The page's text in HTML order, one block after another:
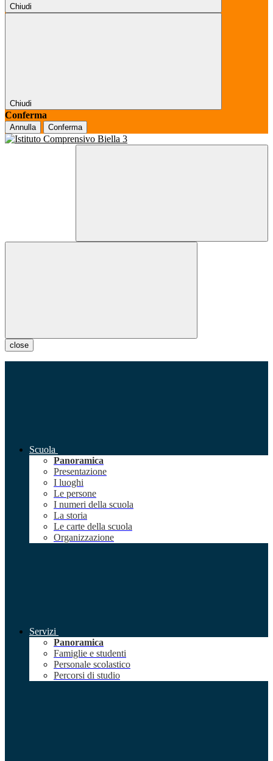
Chiudi
Chiudi
Conferma
Annulla Conferma
close
Scuola
Panoramica
Presentazione
I luoghi
Le persone
I numeri della scuola
La storia
Le carte della scuola
Organizzazione
Servizi
Panoramica
Famiglie e studenti
Personale scolastico
Percorsi di studio